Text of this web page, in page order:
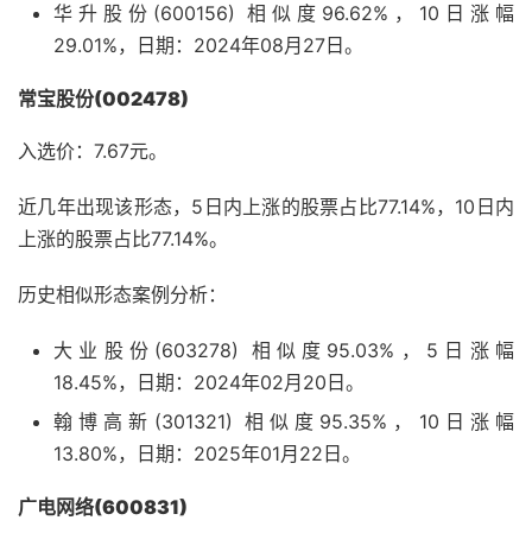
华升股份(600156) 相似度96.62%，10日涨幅
29.01%，日期：2024年08月27日。
常宝股份(002478)
入选价：7.67元。
近几年出现该形态，5日内上涨的股票占比77.14%，10日内
上涨的股票占比77.14%。
历史相似形态案例分析：
大业股份(603278) 相似度95.03%，5日涨幅
18.45%，日期：2024年02月20日。
翰博高新(301321) 相似度95.35%，10日涨幅
13.80%，日期：2025年01月22日。
广电网络(600831)